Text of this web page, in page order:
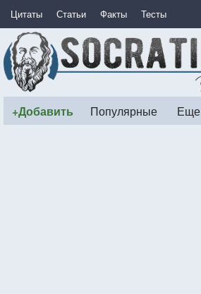
Цитаты Статьи Факты Тесты
+Добавить Популярные Еще